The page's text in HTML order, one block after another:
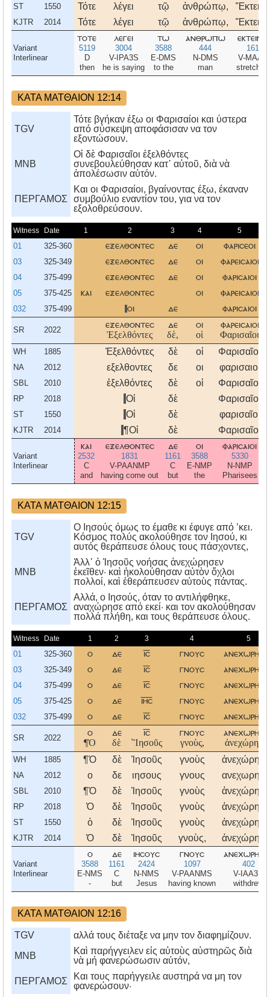
ST 1550 Τότε λέγει τῷ ἀνθρώπῳ,
KJTR 2014 Τότε λέγει τῷ ἀνθρώπῳ,
Variant
Interlinear
τοτε
5119
D
then
λεγει
3004
V-IPA3S
he is saying
τω
3588
E-DMS
to the
ανθρωπω
444
N-DMS
man
1614
V-
stretch
ΚΑΤΑ ΜΑΤΘΑΙΟΝ 12:14
TGV
Τότε βγήκαν έξω οι Φαρισαίοι και ύστερα
από σύσκεψη αποφάσισαν να τον
εξοντώσουν.
MNB
Οἱ δὲ Φαρισαῖοι ἐξελθόντες
συνεβουλεύθησαν κατ᾿ αὐτοῦ, διὰ νὰ
ἀπολέσωσιν αὐτόν.
ΠΕΡΓΑΜΟΣ
Kαι οι Φαρισαίοι, βγαίνοντας έξω, έκαναν
συμβούλιο εναντίον του, για να τον
εξολοθρεύσουν.
Witness Date 1 2 3 4 5
01 325-360 εξελθοντεσ δε οι φαρισεοι
03 325-349 εξελθοντεσ δε οι φαρεισαιοι
04 375-499 εξελθοντεσ δε οι φαρισαιοι
05 375-425 και εξελθοντεσ οι φαρεισαιοι
032 375-499 οι δε φαρισαιοι
SR 2022
εξελθοντεσ
Ἐξελθόντες
δε
δὲ,
οι
οἱ
φαρεισαιοι
Φαρισαῖοι
WH 1885 Ἐξελθόντες δὲ οἱ Φαρισαῖοι
NA 2012 εξελθοντες δε οι φαρισαιοι
SBL 2010 ἐξελθόντες δὲ οἱ Φαρισαῖοι
RP 2018 Οἱ δὲ Φαρισαῖοι
ST 1550 Οἱ δὲ φαρισαῖοι
KJTR 2014 ¶Οἱ δὲ Φαρισαῖοι
Variant
Interlinear
και
2532
C
and
εξελθοντεσ
1831
V-PAANMP
having come out
δε
1161
C
but
οι
3588
E-NMP
the
φαρισαιοι
5330
N-NMP
Pharisees
ΚΑΤΑ ΜΑΤΘΑΙΟΝ 12:15
TGV
Ο Ιησούς όμως το έμαθε κι έφυγε από ’κει.
Κόσμος πολύς ακολούθησε τον Ιησού, κι
αυτός θεράπευσε όλους τους πάσχοντες,
MNB
Ἀλλ᾿ ὁ Ἰησοῦς νοήσας ἀνεχώρησεν
ἐκεῖθεν· καὶ ἠκολούθησαν αὐτὸν ὄχλοι
πολλοί, καὶ ἐθεράπευσεν αὐτοὺς πάντας.
ΠΕΡΓΑΜΟΣ
Aλλά, ο Iησούς, όταν το αντιλήφθηκε,
αναχώρησε από εκεί· και τον ακολούθησαν
πολλά πλήθη, και τους θεράπευσε όλους.
Witness Date 1 2 3 4 5
01 325-360 ο δε ισ γνουσ
03 325-349 ο δε ισ γνουσ
04 375-499 ο δε ισ γνουσ
05 375-425 ο δε ιησ γνουσ
032 375-499 ο δε ισ γνουσ
SR 2022
ο
¶Ὁ
δε
δὲ
ισ
˚Ἰησοῦς
γνουσ
γνοὺς,
WH 1885 ¶Ὁ δὲ Ἰησοῦς γνοὺς
NA 2012 ο δε ιησους γνους
SBL 2010 ¶Ὁ δὲ Ἰησοῦς γνοὺς
RP 2018 Ὁ δὲ Ἰησοῦς γνοὺς
ST 1550 ὁ δὲ Ἰησοῦς γνοὺς
KJTR 2014 Ὁ δὲ Ἰησοῦς γνοὺς,
Variant
Interlinear
ο
3588
E-NMS
-
δε
1161
C
but
ιησουσ
2424
N-NMS
Jesus
γνουσ
1097
V-PAANMS
having known
402
V-IAA3S
withdrew
ΚΑΤΑ ΜΑΤΘΑΙΟΝ 12:16
TGV
αλλά τους διέταξε να μην τον διαφημίζουν.
MNB
Καὶ παρήγγειλεν εἰς αὐτοὺς αὐστηρῶς διὰ
νὰ μή φανερώσωσιν αὐτόν,
ΠΕΡΓΑΜΟΣ
Kαι τους παρήγγειλε αυστηρά να μη τον
φανερώσουν·